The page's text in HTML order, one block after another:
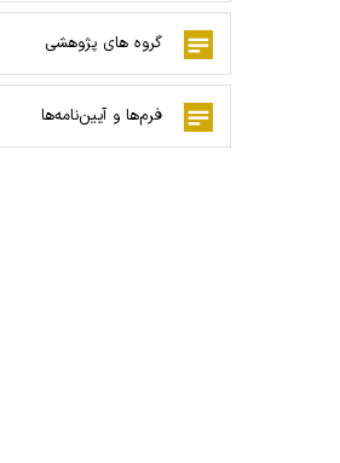
گروه های پژوهشی
فرم‌ها و آیین‌نامه‌ها